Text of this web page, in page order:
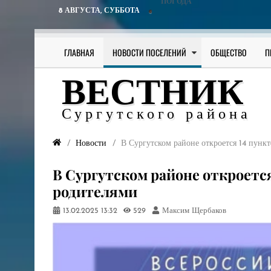
8 АВГУСТА, СУББОТА
ПОГОДА
ГЛАВНАЯ НОВОСТИ ПОСЕЛЕНИЙ ОБЩЕСТВО
ВЕСТНИК
Сургутского района
Новости В Сургутском районе откроется 14
В Сургутском районе
родителями
13.02.2025 13:32 529 Максим Щербаков